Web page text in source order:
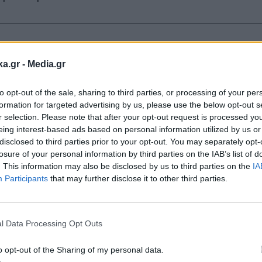
- Media.gr
opt-out of the sale, sharing to third parties, or processing of your
for targeted advertising by us, please use the below opt-out
selection. Please note that after your opt-out request is processed
interest-based ads based on personal information utilized by us
to third parties prior to your opt-out. You may separately
of your personal information by third parties on the IAB’s list of
This information may also be disclosed by us to third parties on the
Participants that may further disclose it to other third parties.
Data Processing Opt Outs
opt-out of the Sharing of my personal data.
στην κυβέρνηση για ζητήματα Κράτους
αλλαγής προκύπτει από την αίσθηση
Παράλληλα, επανέλαβε τις ενστάσεις του
ενώ αναφέρθηκε και στην αείμνηστη Φώφη
Α.Ε.” και εγώ μιλάω για
newsletter